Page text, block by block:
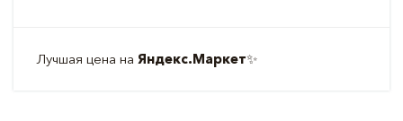
Лучшая цена на Яндекс.Маркет✨